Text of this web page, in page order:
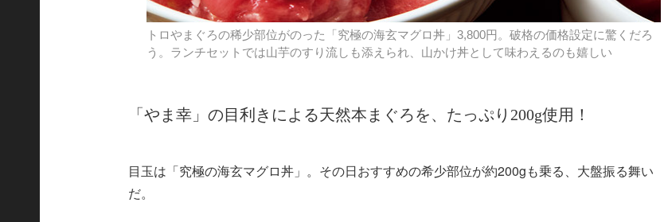
トロやまぐろの稀少部位がのった「究極の海玄マグロ丼」3,800円。破格の価格設定に驚くだろ
う。ランチセットでは山芋のすり流しも添えられ、山かけ丼として味わえるのも嬉しい
「やま幸」の目利きによる天然本まぐろを、たっぷり200g使用！
目玉は「究極の海玄マグロ丼」。その日おすすめの希少部位が約200gも乗る、大盤振る舞い
だ。